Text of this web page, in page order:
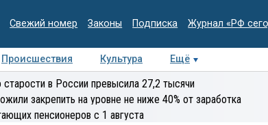
Свежий номер Законы Подписка Журнал «РФ
Происшествия Культура Ещё
Интервью Колумнисты
экспертиза
в России превысила 27,2 тысячи
закрепить на уровне не ниже 40% от заработка
пенсионеров с 1 августа